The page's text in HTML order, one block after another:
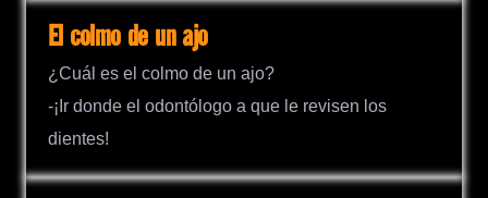
El colmo de un ajo
¿Cuál es el colmo de un ajo?
-¡Ir donde el odontólogo a que le revisen los
dientes!